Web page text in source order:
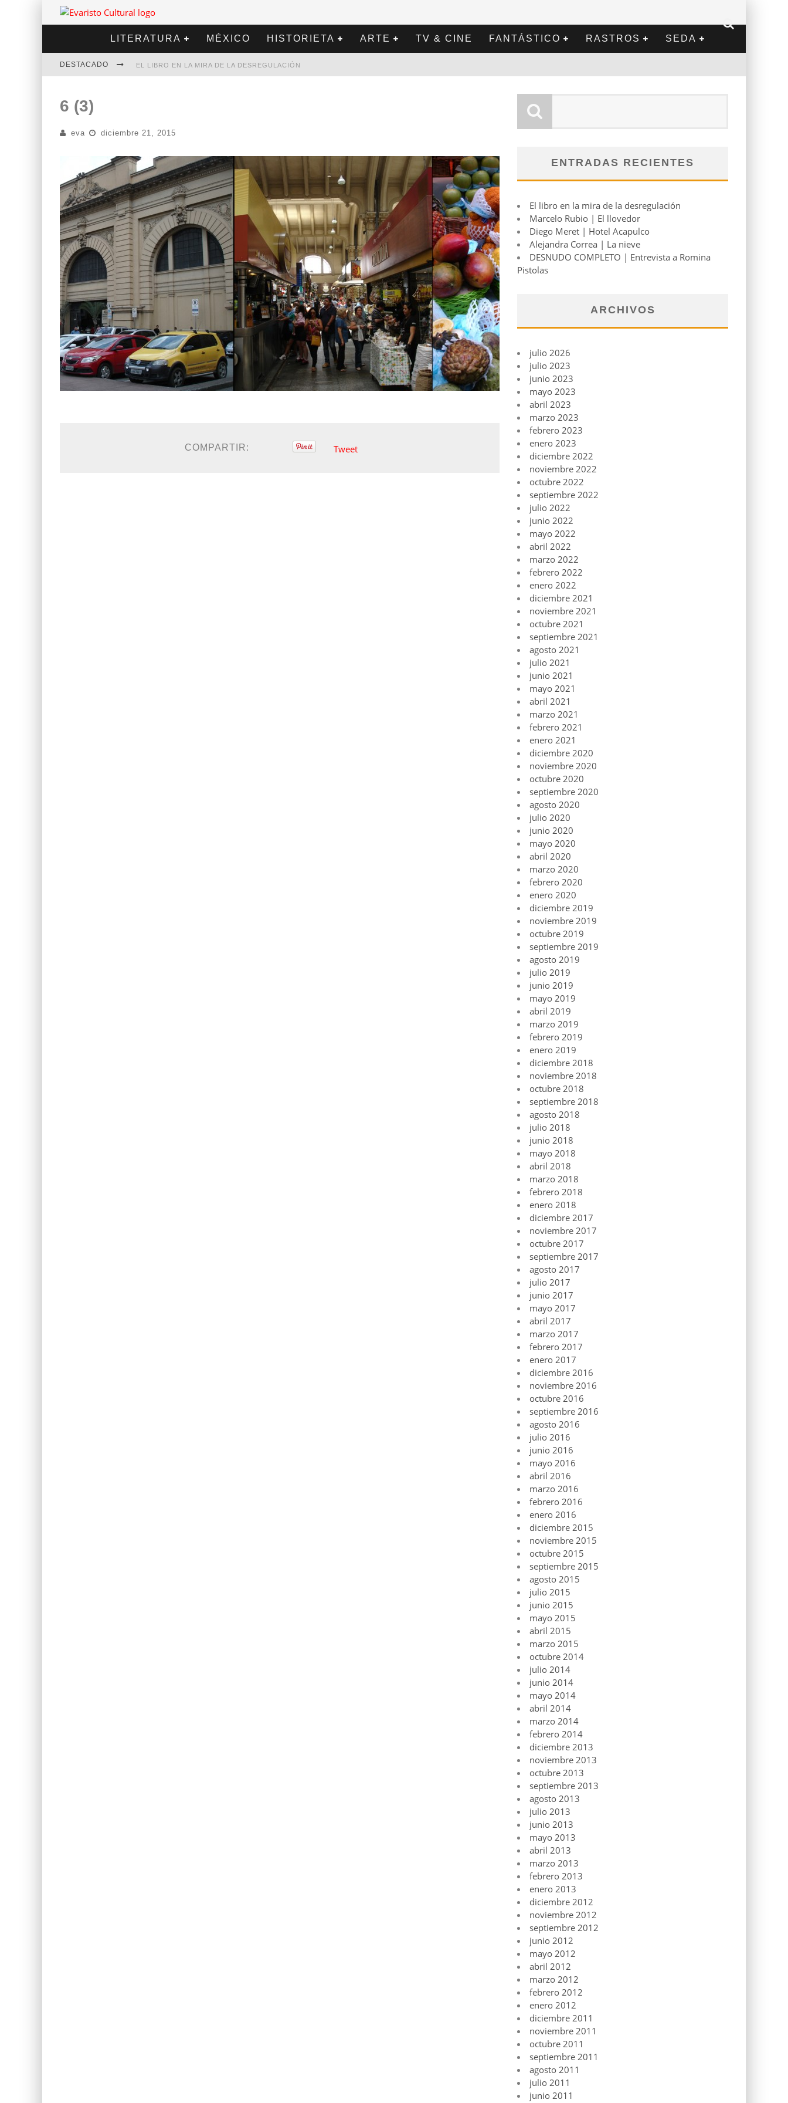
LITERATURA MÉXICO HISTORIETA ARTE TV & CINE FANTÁSTICO RASTROS SEDA
DESTACADO EL LIBRO EN LA MIRA DE LA DESREGULACIÓN
ALEJANDRA CORREA | LA NIEVE
6 (3)
eva diciembre 21, 2015
COMPARTIR: Tweet
ENTRADAS RECIENTES
El libro en la mira de la desregulación
Marcelo Rubio | El llovedor
Diego Meret | Hotel Acapulco
Alejandra Correa | La nieve
DESNUDO COMPLETO | Entrevista a Romina
Pistolas
ARCHIVOS
julio 2026
julio 2023
junio 2023
mayo 2023
abril 2023
marzo 2023
febrero 2023
enero 2023
diciembre 2022
noviembre 2022
octubre 2022
septiembre 2022
julio 2022
junio 2022
mayo 2022
abril 2022
marzo 2022
febrero 2022
enero 2022
diciembre 2021
noviembre 2021
octubre 2021
septiembre 2021
agosto 2021
julio 2021
junio 2021
mayo 2021
abril 2021
marzo 2021
febrero 2021
enero 2021
diciembre 2020
noviembre 2020
octubre 2020
septiembre 2020
agosto 2020
julio 2020
junio 2020
mayo 2020
abril 2020
marzo 2020
febrero 2020
enero 2020
diciembre 2019
noviembre 2019
octubre 2019
septiembre 2019
agosto 2019
julio 2019
junio 2019
mayo 2019
abril 2019
marzo 2019
febrero 2019
enero 2019
diciembre 2018
noviembre 2018
octubre 2018
septiembre 2018
agosto 2018
julio 2018
junio 2018
mayo 2018
abril 2018
marzo 2018
febrero 2018
enero 2018
diciembre 2017
noviembre 2017
octubre 2017
septiembre 2017
agosto 2017
julio 2017
junio 2017
mayo 2017
abril 2017
marzo 2017
febrero 2017
enero 2017
diciembre 2016
noviembre 2016
octubre 2016
septiembre 2016
agosto 2016
julio 2016
junio 2016
mayo 2016
abril 2016
marzo 2016
febrero 2016
enero 2016
diciembre 2015
noviembre 2015
octubre 2015
septiembre 2015
agosto 2015
julio 2015
junio 2015
mayo 2015
abril 2015
marzo 2015
octubre 2014
julio 2014
junio 2014
mayo 2014
abril 2014
marzo 2014
febrero 2014
diciembre 2013
noviembre 2013
octubre 2013
septiembre 2013
agosto 2013
julio 2013
junio 2013
mayo 2013
abril 2013
marzo 2013
febrero 2013
enero 2013
diciembre 2012
noviembre 2012
septiembre 2012
junio 2012
mayo 2012
abril 2012
marzo 2012
febrero 2012
enero 2012
diciembre 2011
noviembre 2011
octubre 2011
septiembre 2011
agosto 2011
julio 2011
junio 2011